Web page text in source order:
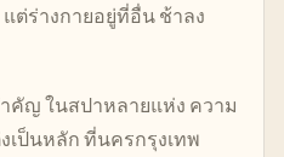
ต่ร่างกายอยู่ที่อื่น ช้าลง
คัญ ในสปาหลายแห่ง ความ
ป็นหลัก ที่นครกรุงเทพ